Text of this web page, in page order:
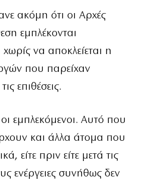
ακόμη ότι οι Αρχές
εμπλέκονται
να αποκλείεται η
που παρείχαν
επιθέσεις.
οι εμπλεκόμενοι. Αυτό που
και άλλα άτομα που
είτε πριν είτε μετά τις
ενέργειες συνήθως δεν